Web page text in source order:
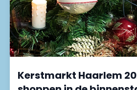
Kerstmarkt Haarlem